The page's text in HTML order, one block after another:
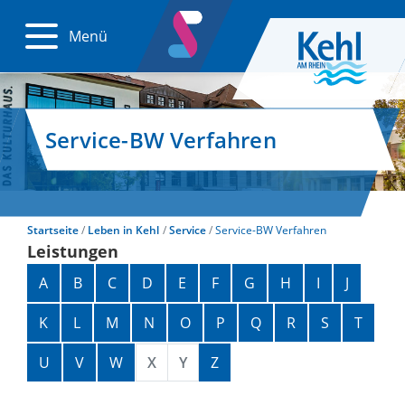
Menü
Service-BW Verfahren
Startseite Leben in Kehl Service Service-BW Verfahren
Leistungen
Alphabetisches Register überspringen
A B C D E F G H I
J
K
L M N O P Q R S
T
U
V W X Y Z